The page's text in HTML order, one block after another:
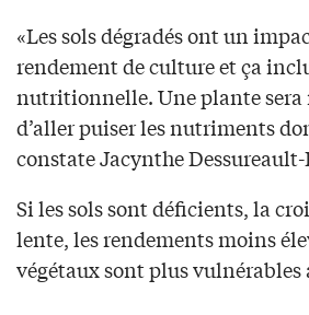
«Les sols dégradés ont un
rendement de culture et ça
nutritionnelle. Une plante sera
d’aller puiser les nutriments
constate Jacynthe
Si les sols sont déficients, la
lente, les rendements moins
végétaux sont plus vulnérables